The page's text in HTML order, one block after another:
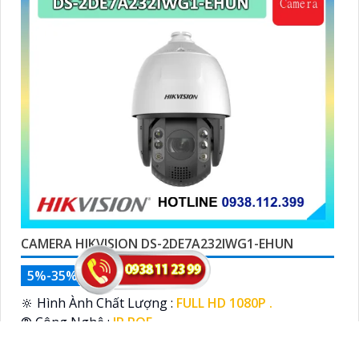
CAMERA HIKVISION DS-2DE7A232IWG1-EHUN
5%-35%
🔆 Hình Ành Chất Lượng : FULL HD 1080P .
®️ Công Nghệ : IP POE.